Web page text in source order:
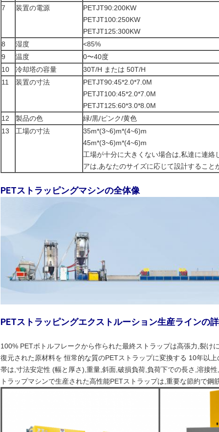
7 装置の電源
PETJT90:200KW
PETJT100:250KW
PETJT125:300KW
8
湿度
<85%
9
温度
0〜40度
10
冷却塔の容量
30T/H または 50T/H
11
装置の寸法
PETJT90:45*2.0*7.0M
PETJT100:45*2.0*7.0M
PETJT125:60*3.0*8.0M
12
製品の色
緑/黒/ピンク/黄色
13
工場の寸法
35m*(3~6)m*(4~6)m
45m*(3~6)m*(4~6)m
工場が十分に大きくない場合は,私達に連絡
アは,あなたのサイズに応じて設計すること
PETストラッピングマシンの全体像
PETストラッピングエクストルーション生産ラインの
100% PETボトルフレークから作られた最終ストラップは高張力,裂け
復元された原材料を 恒常的な質のPETストラップに変換する 10年以
帯は,寸法安定性 (幅と厚さ),重量,斜面,破損負荷,負荷下での長さ,溶接
トラップマシンで生産された高性能PETストラップは,重要な節約で鋼